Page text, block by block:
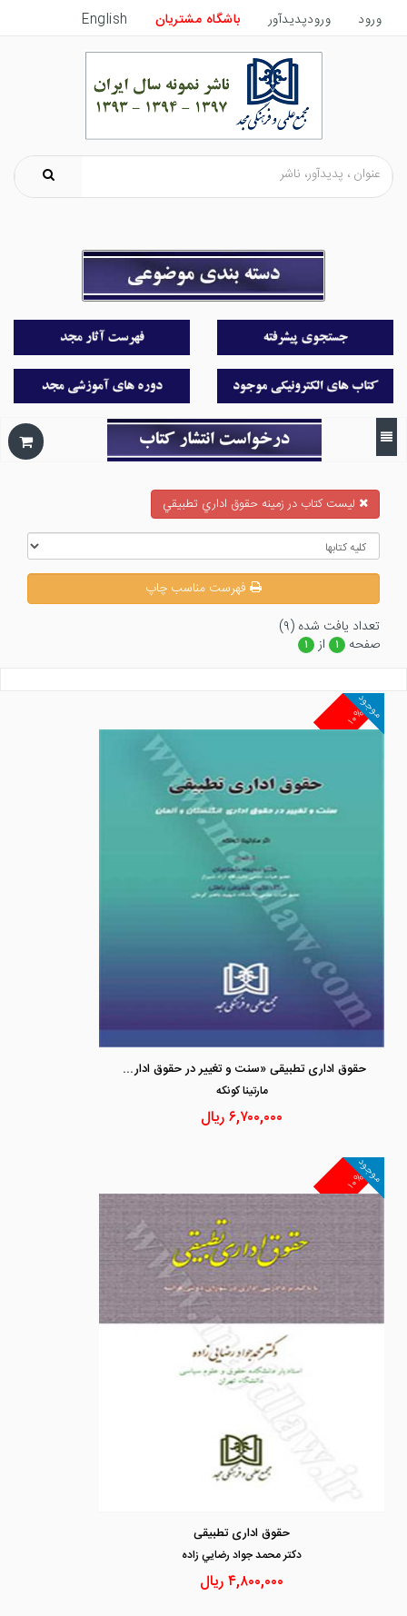
ورود ورودپدیدآور باشگاه مشتریان English
ليست كتاب در زمينه حقوق اداري تطبيقي
فهرست مناسب چاپ
تعداد يافت شده (۹)
صفحه
۱ از ۱
۱۰%
موجود
حقوق اداری تطبیقی «سنت و تغییر در حقوق اداری انگلستان و آلمان»
مارتينا كونكه
۶,۷۰۰,۰۰۰ریال
۱۰%
موجود
حقوق اداری تطبیقی
دكتر محمد جواد رضايي زاده
۴,۸۰۰,۰۰۰ریال